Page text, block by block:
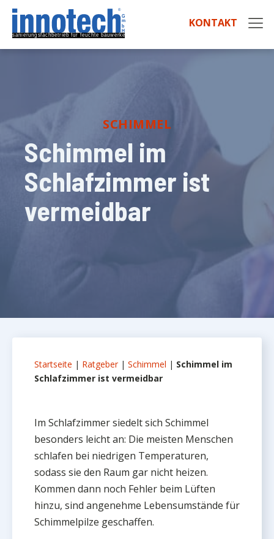
KONTAKT
SCHIMMEL
Schimmel im
Schlafzimmer ist
vermeidbar
Startseite | Ratgeber| Schimmel | Schimmel im
Schlafzimmer ist vermeidbar
Im Schlafzimmer siedelt sich Schimmel
besonders leicht an: Die meisten Menschen
schlafen bei niedrigen Temperaturen,
sodass sie den Raum gar nicht heizen.
Kommen dann noch Fehler beim Lüften
hinzu, sind angenehme Lebensumstände für
Schimmelpilze geschaffen.